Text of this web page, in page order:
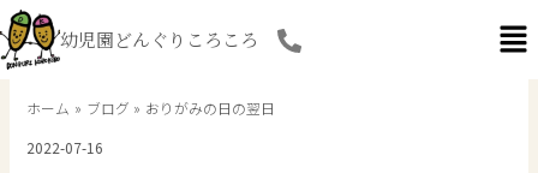
内
容
を
幼児園どんぐりころころ
ホーム ブログ
おりがみの日の翌日
2022-07-16